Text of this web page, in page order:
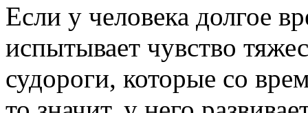
Если у человека долгое
испытывает чувство
судороги, которые со